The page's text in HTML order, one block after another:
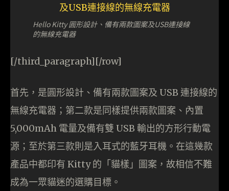
Hello Kitty 圓形設計、備有兩款圖案及USB連接線
的無線充電器
[/third_paragraph][/row]
首先，是圓形設計、備有兩款圖案及 USB 連接線的
無線充電器；第二款是同樣提供兩款圖案、內置
5,000mAh 電量及備有雙 USB 輸出的方形行動電
源；至於第三款則是入耳式的藍牙耳機。在這幾款
產品中都印有 Kitty 的「貓樣」圖案，故相信不難
成為一眾貓迷的選購目標。